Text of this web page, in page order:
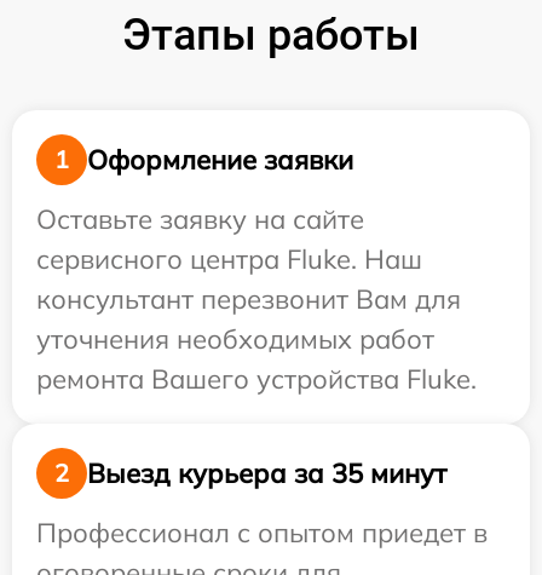
Этапы работы
1
Оформление заявки
Оставьте заявку на сайте
сервисного центра Fluke. Наш
консультант перезвонит Вам для
уточнения необходимых работ
ремонта Вашего устройства Fluke.
2
Выезд курьера за 35 минут
Профессионал с опытом приедет в